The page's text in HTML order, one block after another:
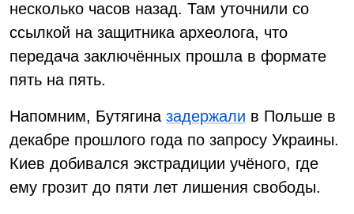
несколько часов назад. Там уточнили со
ссылкой на защитника археолога, что
передача заключённых прошла в формате
пять на пять.
Напомним, Бутягина задержали в Польше в
декабре прошлого года по запросу Украины.
Киев добивался экстрадиции учёного, где
ему грозит до пяти лет лишения свободы.